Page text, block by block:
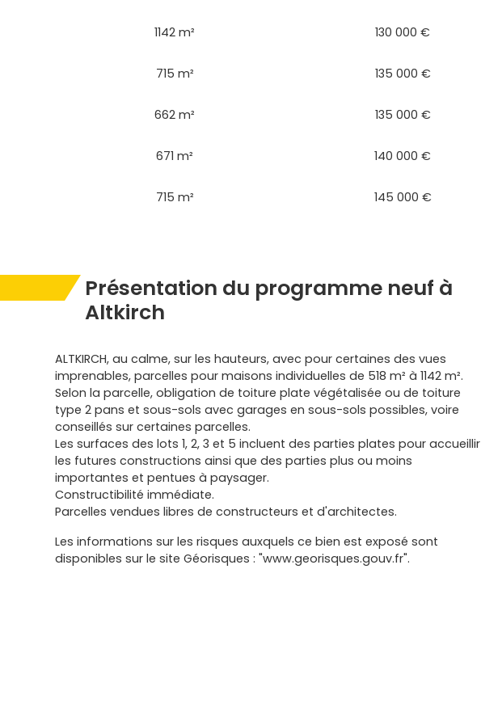
1142 m² 130 000 €
715 m² 135 000 €
662 m² 135 000 €
671 m² 140 000 €
715 m² 145 000 €
Présentation du programme neuf à
Altkirch
ALTKIRCH, au calme, sur les hauteurs, avec pour certaines des vues
imprenables, parcelles pour maisons individuelles de 518 m² à 1142 m².
Selon la parcelle, obligation de toiture plate végétalisée ou de toiture
type 2 pans et sous-sols avec garages en sous-sols possibles, voire
conseillés sur certaines parcelles.
Les surfaces des lots 1, 2, 3 et 5 incluent des parties plates pour accueillir
les futures constructions ainsi que des parties plus ou moins
importantes et pentues à paysager.
Constructibilité immédiate.
Parcelles vendues libres de constructeurs et d'architectes.
Les informations sur les risques auxquels ce bien est exposé sont
disponibles sur le site Géorisques : "www.georisques.gouv.fr".